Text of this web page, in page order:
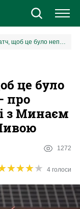
«Важко здати матч, щоб це було непомітно»: Бандура – про завершення співпраці з Минаєм та відлуння матчу з Нивою
це було
про
з Минаєм
1272
★★★★
★★★★ 4 голоси